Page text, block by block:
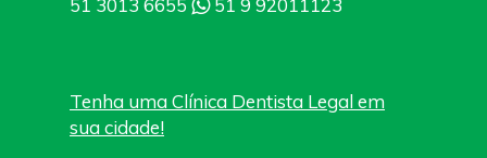
51 3013 6655 51 9 92011123
Tenha uma Clínica Dentista Legal em
sua cidade!